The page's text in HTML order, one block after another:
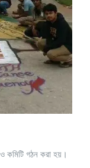
কমিটি গঠন করা হয়।